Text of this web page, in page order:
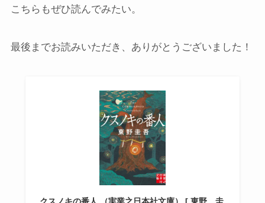
こちらもぜひ読んでみたい。
最後までお読みいただき、ありがとうございました！